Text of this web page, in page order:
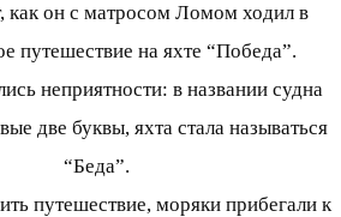
как он с матросом Ломом ходил в
путешествие на яхте “Победа”.
неприятности: в названии судна
две буквы, яхта стала называться
“Беда”.
путешествие, моряки прибегали к